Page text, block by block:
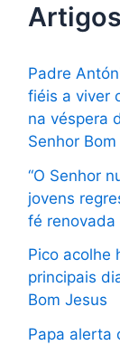
Padre
fiéis a viver
na véspera
Senhor
“O Senhor
jovens
fé renovada
Pico acolhe
principais
Bom Jesus
Papa alerta